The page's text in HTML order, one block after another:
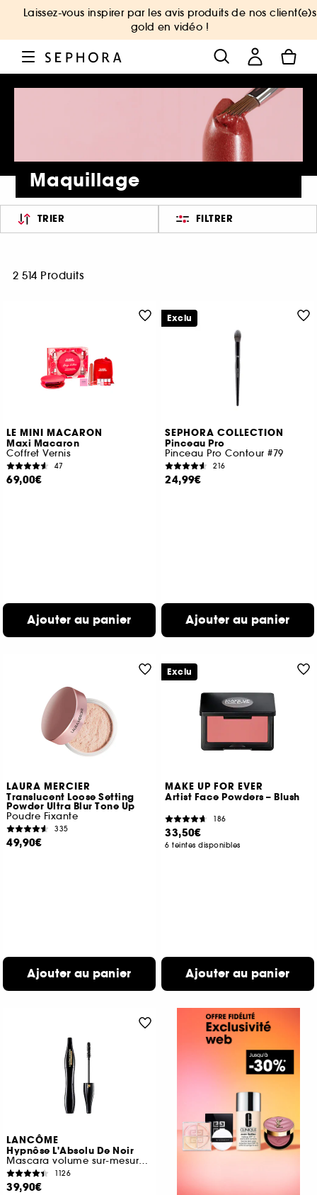
Laissez-vous inspirer par les avis produits de nos client(e)s
gold en vidéo !
Maquillage
TRIER FILTRER
2 514 Produits
LE MINI MACARON
Maxi Macaron
Coffret Vernis
47
69,00€
Ajouter au panier
SEPHORA COLLECTION
Pinceau Pro
Pinceau Pro Contour #79
216
24,99€
Ajouter au panier
Exclu
LAURA MERCIER
Translucent Loose Setting
Powder Ultra Blur Tone Up
Poudre Fixante
335
49,90€
Ajouter au panier
MAKE UP FOR EVER
Artist Face Powders – Blush
186
33,50€
6 teintes disponibles
Ajouter au panier
Exclu
LANCÔME
Hypnôse L'Absolu De Noir
Mascara volume sur-mesure ultra noir
1126
39,90€